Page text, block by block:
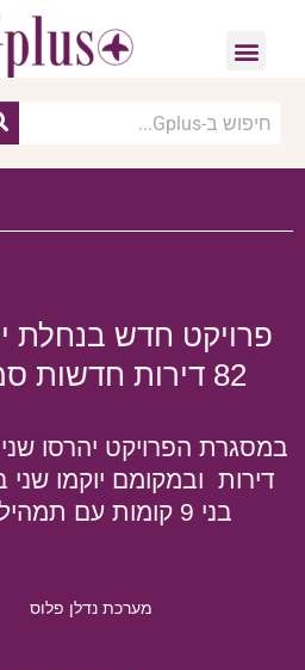
פרויקט חדש בנחלת
82 דירות חדשות סמוך לגבעתיים
דירות ובמקומם יוקמו שני
בני 9 קומות עם תמהיל רחב של דירות
מערכת נדלן פלוס